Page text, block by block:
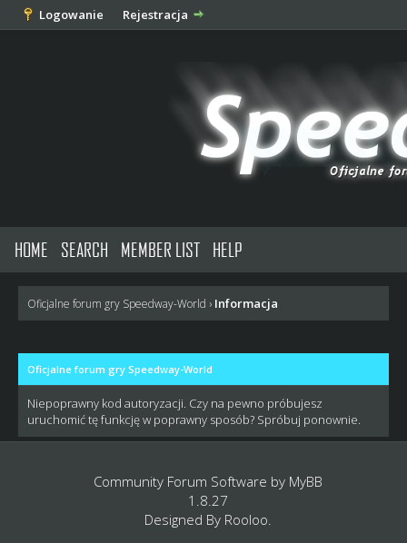
Logowanie Rejestracja
HOME SEARCH MEMBER LIST HELP
Oficjalne forum gry Speedway-World › Informacja
Oficjalne forum gry Speedway-World
Niepoprawny kod autoryzacji. Czy na pewno próbujesz
uruchomić tę funkcję w poprawny sposób? Spróbuj ponownie.
Community Forum Software by MyBB
1.8.27
Designed By Rooloo.